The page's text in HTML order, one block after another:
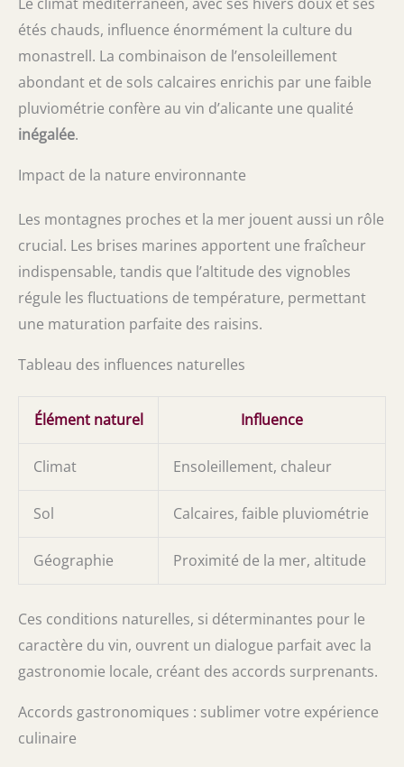
étés chauds, influence énormément la culture du
monastrell. La combinaison de l’ensoleillement
abondant et de sols calcaires enrichis par une faible
pluviométrie confère au vin d’alicante une qualité
inégalée.
Impact de la nature environnante
Les montagnes proches et la mer jouent aussi un rôle
crucial. Les brises marines apportent une fraîcheur
indispensable, tandis que l’altitude des vignobles
régule les fluctuations de température, permettant
une maturation parfaite des raisins.
Tableau des influences naturelles
Élément naturel Influence
Climat Ensoleillement, chaleur
Sol Calcaires, faible pluviométrie
Géographie Proximité de la mer, altitude
Ces conditions naturelles, si déterminantes pour le
caractère du vin, ouvrent un dialogue parfait avec la
gastronomie locale, créant des accords surprenants.
Accords gastronomiques : sublimer votre expérience
culinaire